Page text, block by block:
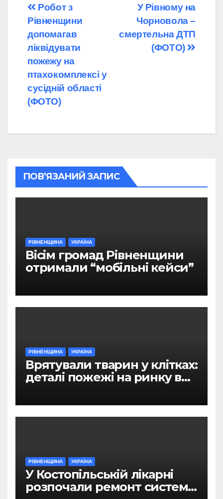
Навігація
записів
У Рівному на
Чорновола –
смертельна ДТП
(ФОТО)
Робот з
Рівненщини
допомагав
ліквідувати
пожежу на
птахокомплексі у
сусідній області
(ФОТО)
ПОВ’ЯЗАНИЙ ЗАПИС
РІВНЕНЩИНА УКРАЇНА
Вісім громад Рівненщини
отримали “мобільні кейси”
РІВНЕНЩИНА УКРАЇНА
Врятували тварин у клітках:
деталі пожежі на ринку в
РІВНЕНЩИНА УКРАЇНА
У Костопільській лікарні
розпочали ремонт системи